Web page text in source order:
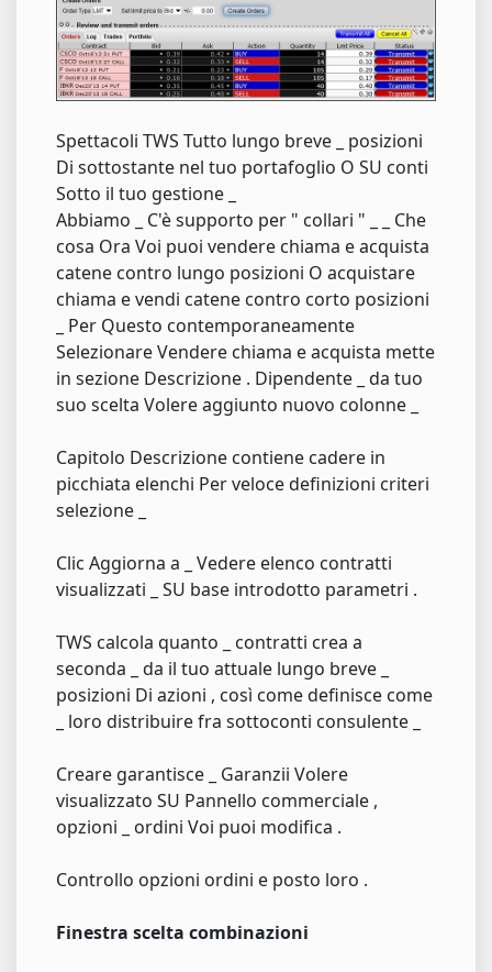
Spettacoli TWS Tutto lungo breve _ posizioni
Di sottostante nel tuo portafoglio O SU conti
Sotto il tuo gestione _
Abbiamo _ C'è supporto per " collari " _ _ Che
cosa Ora Voi puoi vendere chiama e acquista
catene contro lungo posizioni O acquistare
chiama e vendi catene contro corto posizioni
_ Per Questo contemporaneamente
Selezionare Vendere chiama e acquista mette
in sezione Descrizione . Dipendente _ da tuo
suo scelta Volere aggiunto nuovo colonne _
Capitolo Descrizione contiene cadere in
picchiata elenchi Per veloce definizioni criteri
selezione _
Clic Aggiorna a _ Vedere elenco contratti
visualizzati _ SU base introdotto parametri .
TWS calcola quanto _ contratti crea a
seconda _ da il tuo attuale lungo breve _
posizioni Di azioni , così come definisce come
_ loro distribuire fra sottoconti consulente _
Creare garantisce _ Garanzii Volere
visualizzato SU Pannello commerciale ,
opzioni _ ordini Voi puoi modifica .
Controllo opzioni ordini e posto loro .
Finestra scelta combinazioni